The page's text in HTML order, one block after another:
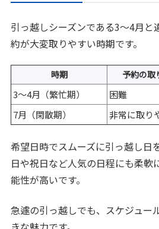
引っ越しシーズンである3～4月と
約が大変取りやすい時期です。
時期 予約の取
3～4月（繁忙期） 困難
7月（閑散期）
非常に取り
希望日時でスムーズに引っ越し日
日や祝日など人気の日程にも柔軟
能性が高いです。
急遽の引っ越しでも、スケジュー